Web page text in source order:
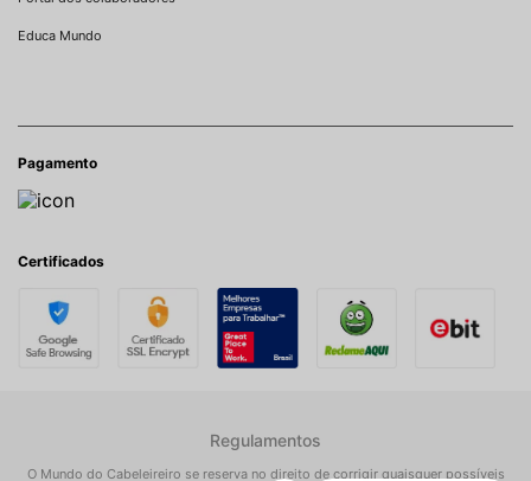
Educa Mundo
Pagamento
Certificados
Regulamentos
O Mundo do Cabeleireiro se reserva no direito de corrigir quaisquer possíveis